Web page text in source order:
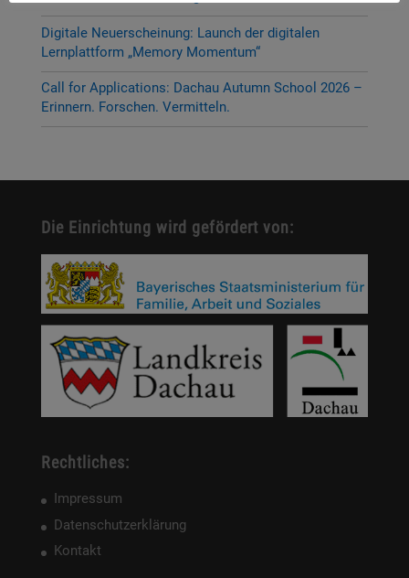
Digitale Neuerscheinung: Launch der digitalen
Lernplattform „Memory Momentum“
Call for Applications: Dachau Autumn School 2026 –
Erinnern. Forschen. Vermitteln.
Die Einrichtung wird gefördert von:
Rechtliches:
Impressum
Datenschutzerklärung
Kontakt